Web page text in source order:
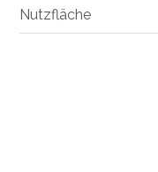
Nutzfläche